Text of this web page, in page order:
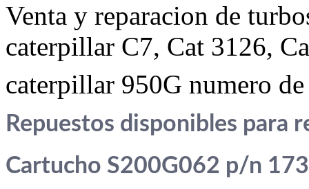
Venta y reparacion de
caterpillar C7, Cat 3126,
caterpillar 950G numero
Repuestos disponibles para
Cartucho S200G062 p/n